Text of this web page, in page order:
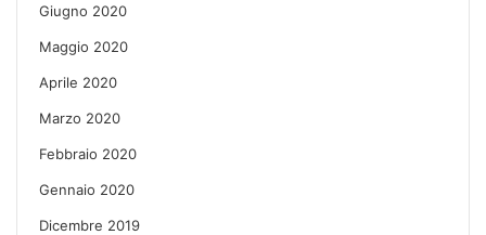
Giugno 2020
Maggio 2020
Aprile 2020
Marzo 2020
Febbraio 2020
Gennaio 2020
Dicembre 2019